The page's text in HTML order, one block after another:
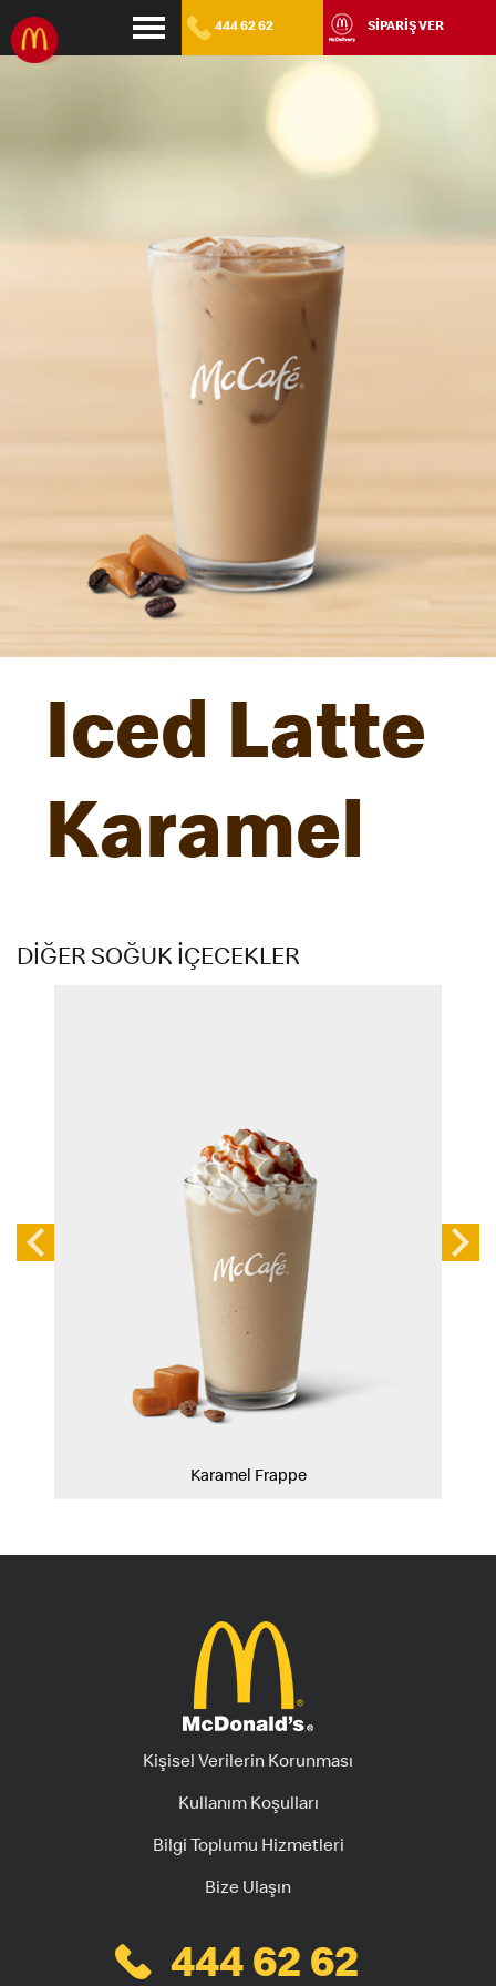
444 62 62 SİPARİŞ VER
Iced Latte
Karamel
DİĞER SOĞUK İÇECEKLER
Karamel Frappe
Kişisel Verilerin Korunması
Kullanım Koşulları
Bilgi Toplumu Hizmetleri
Bize Ulaşın
444 62 62